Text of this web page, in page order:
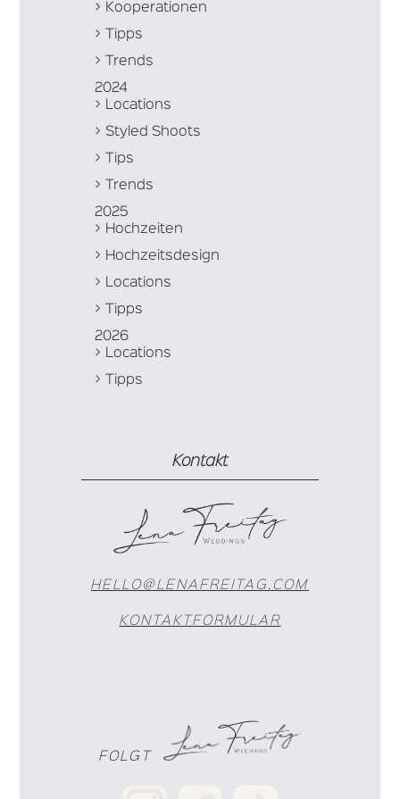
Kooperationen
Tipps
Trends
2024
Locations
Styled Shoots
Tips
Trends
2025
Hochzeiten
Hochzeitsdesign
Locations
Tipps
2026
Locations
Tipps
Kontakt
HELLO@LENAFREITAG.COM
KONTAKTFORMULAR
FOLGT